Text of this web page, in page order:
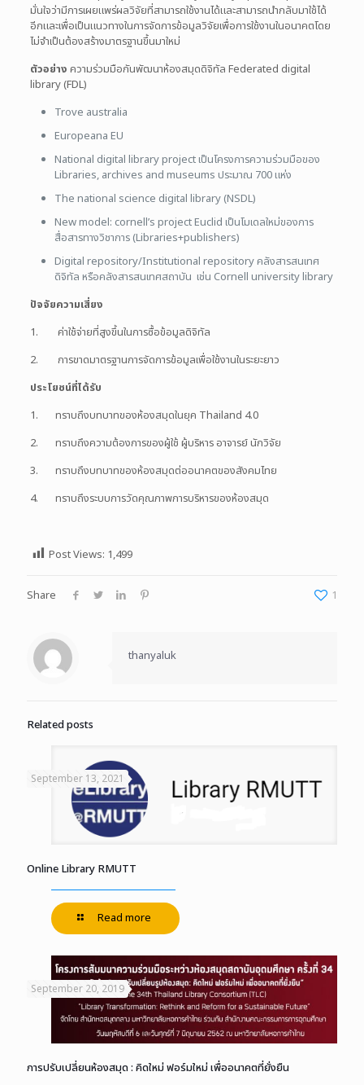
มั่นใจว่ามีการเผยแพร่ผลวิจัยที่สามารถใช้งานได้และสามารถนำกลับมาใช้ได้
อีกและเพื่อเป็นแนวทางในการจัดการข้อมูลวิจัยเพื่อการใช้งานในอนาคตโดย
ไม่จำเป็นต้องสร้างมาตรฐานขึ้นมาใหม่
ตัวอย่าง ความร่วมมือกันพัฒนาห้องสมุดดิจิทัล Federated digital
library (FDL)
Trove australia
Europeana EU
National digital library project เป็นโครงการความร่วมมือของ
Libraries, archives and museums ประมาณ 700 แห่ง
The national science digital library (NSDL)
New model: cornell’s project Euclid เป็นโมเดลใหม่ของการ
สื่อสารทางวิชาการ (Libraries+publishers)
Digital repository/Institutional repository คลังสารสนเทศ
ดิจิทัล หรือคลังสารสนเทศสถาบัน เช่น Cornell university library
ปัจจัยความเสี่ยง
1. ค่าใช้จ่ายที่สูงขึ้นในการซื้อข้อมูลดิจิทัล
2. การขาดมาตรฐานการจัดการข้อมูลเพื่อใช้งานในระยะยาว
ประโยชน์ที่ได้รับ
1. ทราบถึงบทบาทของห้องสมุดในยุค Thailand 4.0
2. ทราบถึงความต้องการของผู้ใช้ ผู้บริหาร อาจารย์ นักวิจัย
3. ทราบถึงบทบาทของห้องสมุดต่ออนาคตของสังคมไทย
4. ทราบถึงระบบการวัดคุณภาพการบริหารของห้องสมุด
Post Views: 1,499
Share 1
thanyaluk
Related posts
September 13, 2021
Online Library RMUTT
Read more
September 20, 2019
การปรับเปลี่ยนห้องสมุด : คิดใหม่ ฟอร์มใหม่ เพื่ออนาคตที่ยั่งยืน